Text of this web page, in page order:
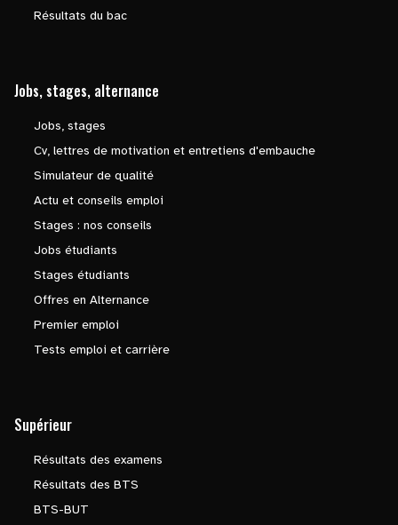
Résultats du bac
Jobs, stages, alternance
Jobs, stages
Cv, lettres de motivation et entretiens d'embauche
Simulateur de qualité
Actu et conseils emploi
Stages : nos conseils
Jobs étudiants
Stages étudiants
Offres en Alternance
Premier emploi
Tests emploi et carrière
Supérieur
Résultats des examens
Résultats des BTS
BTS-BUT